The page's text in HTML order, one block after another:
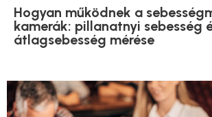
Hogyan működnek a
kamerák: pillanatnyi sebesség
átlagsebesség mérése